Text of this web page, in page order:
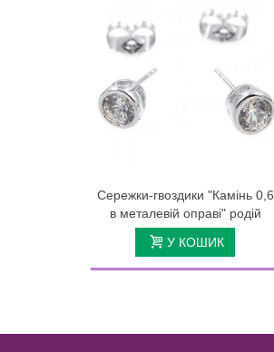
Сережки-гвоздики "Камінь 0,6
в металевій оправі" родій
У КОШИК